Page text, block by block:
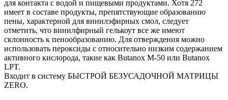
для контакта с водой и пищевыми продуктами. Хотя 272
имеет в составе продукты, препятствующие образованию
пены, характерной для винилэфирных смол, следует
отметить, что винилфирный гелькоут все же имеют
склонность к пенообразованию. Для отверждения можно
использовать пероксиды с относительно низким содержанием
активного кислорода, такие как Butanox M-50 или Butanox
LPT.
Входит в систему БЫСТРОЙ БЕЗУСАДОЧНОЙ МАТРИЦЫ
ZERO.